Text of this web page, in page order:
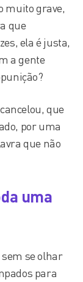
muito grave,
que
ela é justa,
a gente
que
por uma
que não
uma
se olhar
para